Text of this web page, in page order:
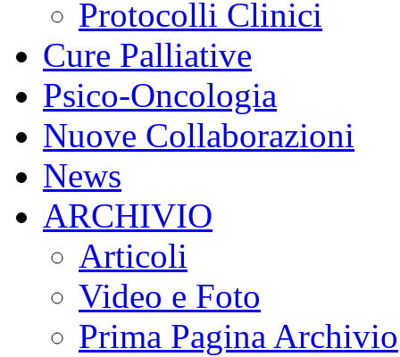
Protocolli Clinici
Cure Palliative
Psico-Oncologia
Nuove Collaborazioni
News
ARCHIVIO
Articoli
Video e Foto
Prima Pagina Archivio